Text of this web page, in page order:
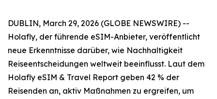
DUBLIN, March 29, 2026 (GLOBE NEWSWIRE) --
Holafly, der führende eSIM-Anbieter, veröffentlicht
neue Erkenntnisse darüber, wie Nachhaltigkeit
Reiseentscheidungen weltweit beeinflusst. Laut dem
Holafly eSIM & Travel Report geben 42 % der
Reisenden an, aktiv Maßnahmen zu ergreifen, um